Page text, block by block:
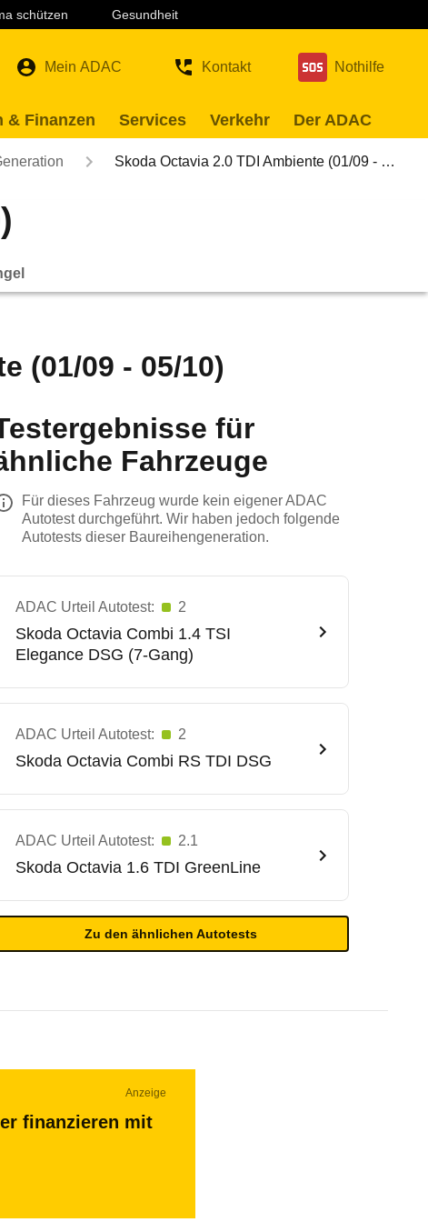
schützen Gesundheit
Mein ADAC Kontakt Nothilfe
& Finanzen Services Verkehr Der ADAC
Skoda Octavia 2.0 TDI Ambiente (01/09 - …
(01/09 - 05/10)
für
Fahrzeuge
Für dieses Fahrzeug wurde kein eigener ADAC
Autotest durchgeführt. Wir haben jedoch folgende
Autotests dieser Baureihengeneration.
ADAC Urteil Autotest: 2
Skoda Octavia Combi 1.4 TSI
Elegance DSG (7-Gang)
ADAC Urteil Autotest: 2
Skoda Octavia Combi RS TDI DSG
ADAC Urteil Autotest: 2.1
Skoda Octavia 1.6 TDI GreenLine
Zu den ähnlichen Autotests
Anzeige
finanzieren mit